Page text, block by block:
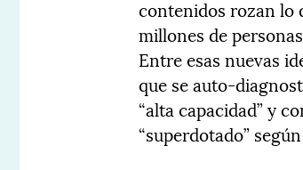
contenidos rozan lo
millones de
Entre esas nuevas
que se auto-
“alta capacidad” y
“superdotado”